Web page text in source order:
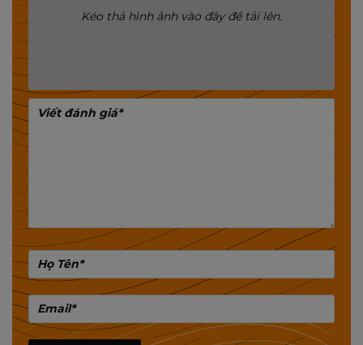
Kéo thả hình ảnh vào đây để tải lên.